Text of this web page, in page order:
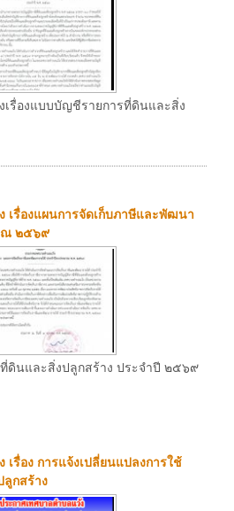
เรื่องแบบบัญชีรายการที่ดินและสิ่ง
เรื่องแผนการจัดเก็บภาษีและพัฒนา
ณ ๒๕๖๙
ดินและสิ่งปลูกสร้าง ประจำปี ๒๕๖๙
เรื่อง การแจ้งเปลี่ยนแปลงการใช้
กสร้าง